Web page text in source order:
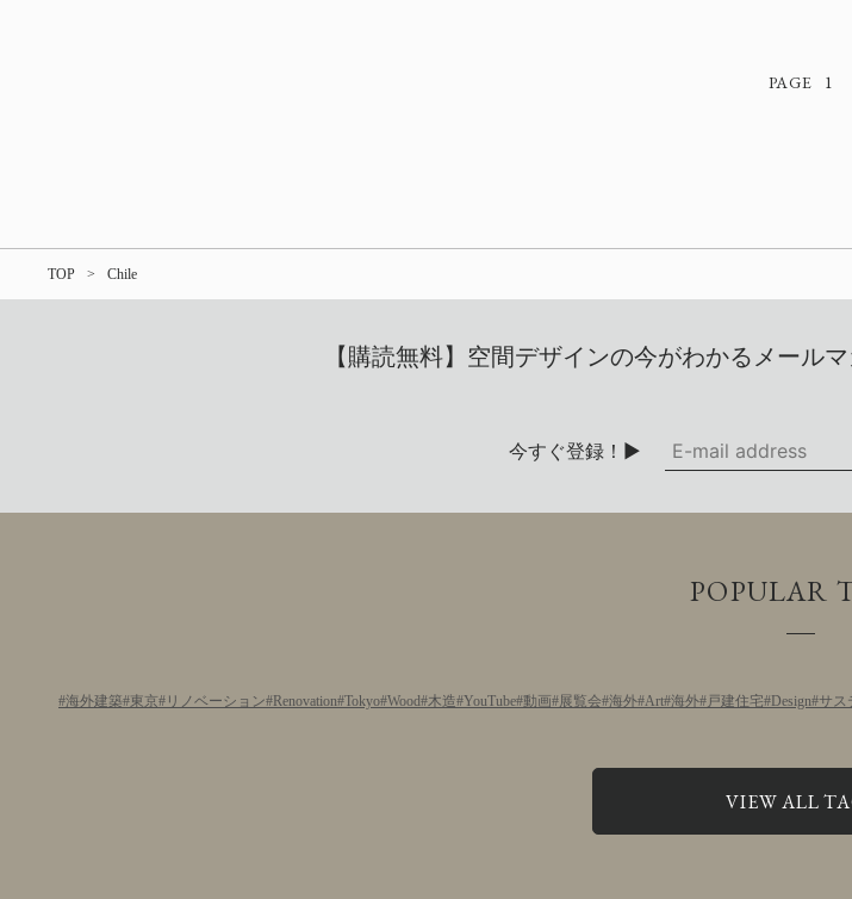
1
TOP Chile
【購読無料】空間デザインの今がわかるメール
今すぐ登録！▶
POPULAR
海外建築 東京 リノベーション Renovation Tokyo Wood 木造 YouTube 動画 展覧会 海外 Art 海外 戸建住宅 Design サス
VIEW ALL